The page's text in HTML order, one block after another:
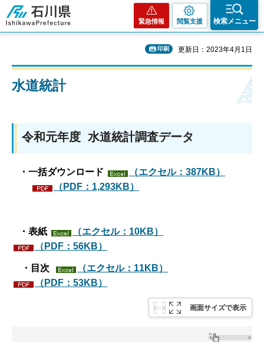
石川県
緊急情報 閲覧支援 検索メニュー
印刷 更新日：2023年4月1日
水道統計
令和元年度 水道統計調査データ
・一括ダウンロード
（エクセル：387KB）
（PDF：1,293KB）
・表紙
（エクセル：10KB）
（PDF：56KB）
・目次
（エクセル：11KB）
（PDF：53KB）
画面サイズで表示